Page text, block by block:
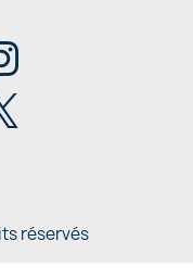
réservés